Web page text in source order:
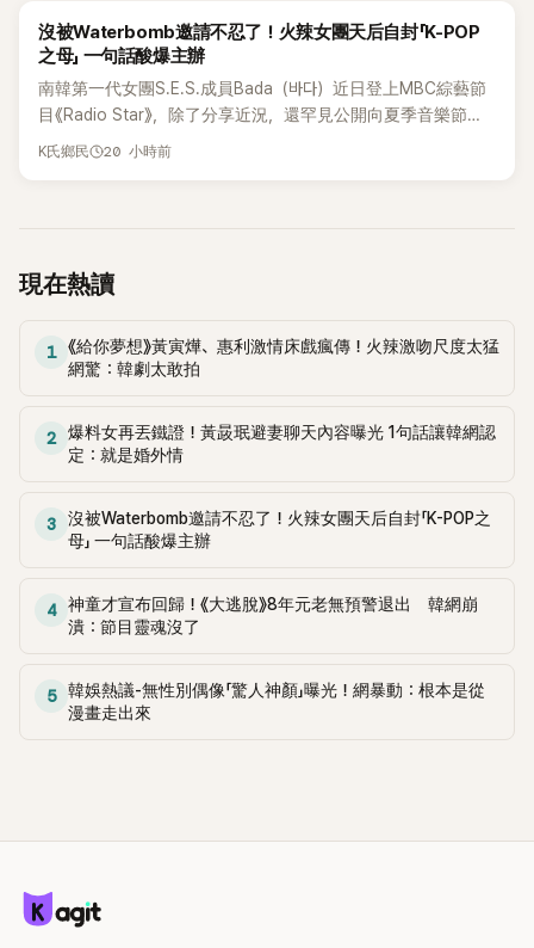
熱議。 2日播出的 SBS 綜藝節目《我的經紀人太難搞－秘書
鎮》，邀請同時兼顧工作與育兒的演藝圈代表「媽媽群」——李智
實的生活日常。 節目一開始，李瑞鎮 率先與李智惠會合，兩人
邊搭車邊聊天，氣氛輕鬆。聊到最近的新聞，李瑞鎮突然直球
發問：「妳不是上新聞了？說妳去做整形？是人中縮短手術嗎？」
一貫犀利又不留情的問法，讓現場瞬間笑成一片。對此，李智
說：「哥怎麼連這個都知道？」李瑞鎮則回嘴：「那時候新聞鬧那
當年情況，李智惠終於鬆口坦言，當時確實被質疑動過隆胸手
術。她回憶：「拍了比基尼照片之後，就開始被說是不是去隆乳
想，既然一直說我有做，那我乾脆把腋下給大家看，證明我根
本沒動過。」一句話說完，全場瞬間炸鍋，來賓又驚又笑。 事實
召開了一場泳裝記者招待會。當時她穿著比基尼站在一排攝影
機前，面對媒體擺出各種姿勢，畫面至今仍被網友津津樂道。
起，節目現場立刻充滿驚呼聲與笑聲，也再次讓人見識到她面
對流言時「豁出去」的直率性格。其實她過去也曾在 SBS 節目
比基尼照」，再次重提這段至今仍被粉絲視為黑歷史代表作的事
件。 回顧李智惠的演藝路，她於 1998 年以混聲團體 S#arp 成
感情方面，李智惠於 2017 年與圈外男友結婚，婚後育有兩個
女兒，一家四口生活幸福美滿。如今除了持續活躍於綜藝節
K-POP
沒被Waterbomb邀請不忍了！火辣女團天后自封「K-POP
之母」 一句話酸爆主辦
南韓第一代女團S.E.S.成員Bada（바다）近日登上MBC綜藝節
目《Radio Star》，除了分享近況，還罕見公開向夏季音樂節
Waterbomb喊話，笑稱自己至今從未受邀演出，更幽默表示：
K氏鄉民 20 小時前
現在熱讀
1
《給你夢想》黃寅燁、惠利激情床戲瘋傳！火辣激吻尺度太猛
網驚：韓劇太敢拍
2
爆料女再丟鐵證！黃晸珉避妻聊天內容曝光 1句話讓韓網認
定：就是婚外情
3
沒被Waterbomb邀請不忍了！火辣女團天后自封「K-POP之
母」 一句話酸爆主辦
4
神童才宣布回歸！《大逃脫》8年元老無預警退出 韓網崩
潰：節目靈魂沒了
5
韓娛熱議-無性別偶像「驚人神顏」曝光！網暴動：根本是從
漫畫走出來